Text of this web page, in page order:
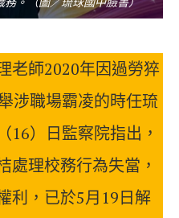
老師2020年因過勞猝
涉職場霸凌的時任琉
16）日監察院指出，
處理校務行為失當，
利，已於5月19日解